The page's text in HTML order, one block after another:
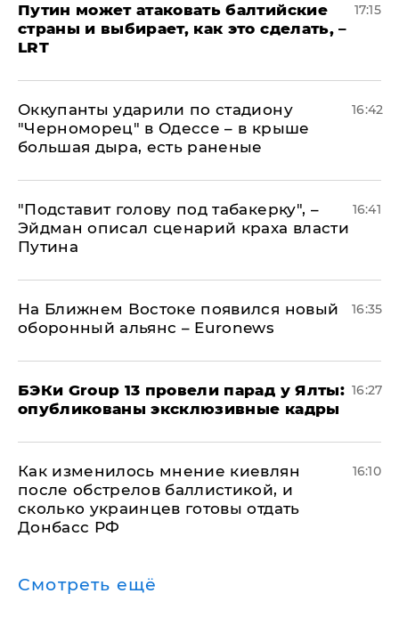
Путин может атаковать балтийские
страны и выбирает, как это сделать, –
LRT
17:15
Оккупанты ударили по стадиону
"Черноморец" в Одессе – в крыше
большая дыра, есть раненые
16:42
​"Подставит голову под табакерку", –
Эйдман описал сценарий краха власти
Путина
16:41
На Ближнем Востоке появился новый
оборонный альянс – Euronews
16:35
​БЭКи Group 13 провели парад у Ялты:
опубликованы эксклюзивные кадры
16:27
Как изменилось мнение киевлян
после обстрелов баллистикой, и
сколько украинцев готовы отдать
Донбасс РФ
16:10
Смотреть ещё